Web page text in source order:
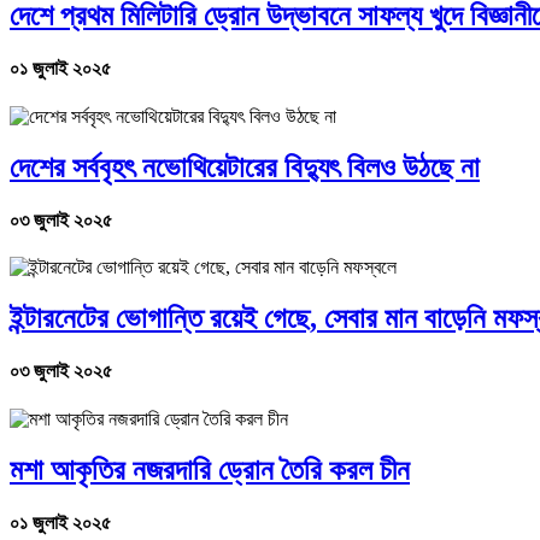
দেশে প্রথম মিলিটারি ড্রোন উদ্ভাবনে সাফল্য খুদে
০১ জুলাই ২০২৫
দেশের সর্ববৃহৎ নভোথিয়েটারের বিদ্যুৎ বিলও উঠছে না
০৩ জুলাই ২০২৫
ইন্টারনেটের ভোগান্তি রয়েই গেছে, সেবার মান বাড়েনি
০৩ জুলাই ২০২৫
মশা আকৃতির নজরদারি ড্রোন তৈরি করল চীন
০১ জুলাই ২০২৫